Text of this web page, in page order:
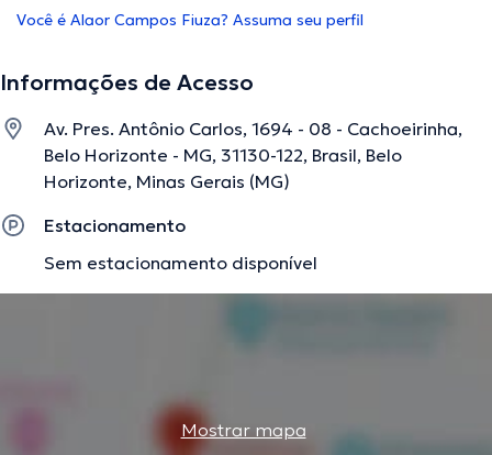
Você é Alaor Campos Fiuza? Assuma seu perfil
Informações de Acesso
Av. Pres. Antônio Carlos, 1694 - 08 - Cachoeirinha,
Belo Horizonte - MG, 31130-122, Brasil, Belo
Horizonte, Minas Gerais (MG)
Estacionamento
Sem estacionamento disponível
Mostrar mapa